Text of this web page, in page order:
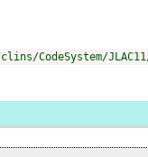
JLAC11/